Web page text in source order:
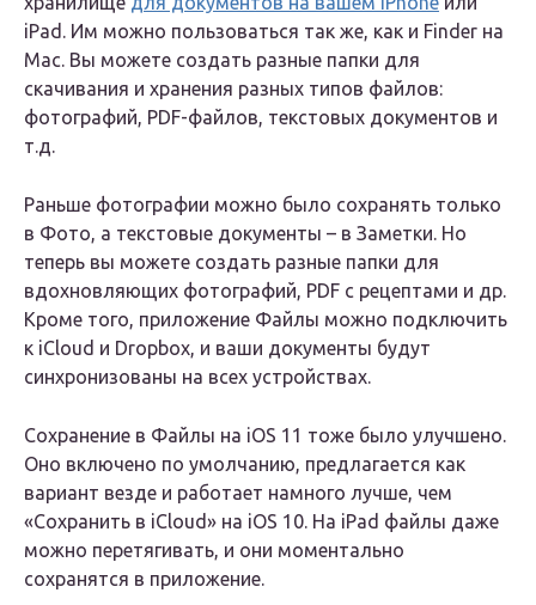
iPad. Им можно пользоваться так же, как и Finder на
Mac. Вы можете создать разные папки для
скачивания и хранения разных типов файлов:
фотографий, PDF-файлов, текстовых документов и
т.д.
Раньше фотографии можно было сохранять только
в Фото, а текстовые документы – в Заметки. Но
теперь вы можете создать разные папки для
вдохновляющих фотографий, PDF с рецептами и др.
Кроме того, приложение Файлы можно подключить
к iCloud и Dropbox, и ваши документы будут
синхронизованы на всех устройствах.
Сохранение в Файлы на iOS 11 тоже было улучшено.
Оно включено по умолчанию, предлагается как
вариант везде и работает намного лучше, чем
«Сохранить в iCloud» на iOS 10. На iPad файлы даже
можно перетягивать, и они моментально
сохранятся в приложение.